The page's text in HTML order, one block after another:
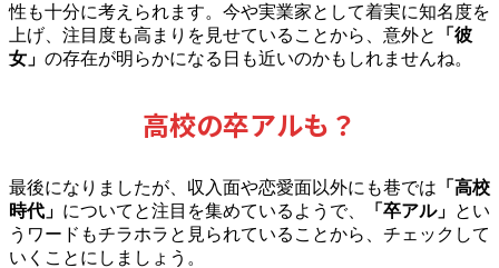
性も十分に考えられます。今や実業家として着実に知名度を
上げ、注目度も高まりを見せていることから、意外と
「彼
女」 の存在が明らかになる日も近いのかもしれませんね。
高校の卒アルも？
最後になりましたが、収入面や恋愛面以外にも巷では 「高校
時代」 についてと注目を集めているようで、 「卒アル」 とい
うワードもチラホラと見られていることから、チェックして
いくことにしましょう。